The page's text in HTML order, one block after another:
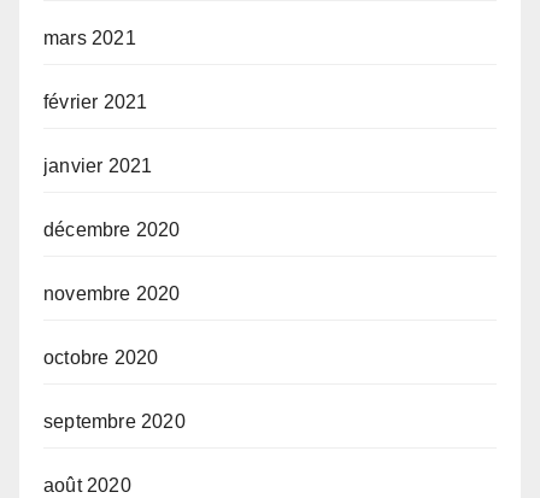
mars 2021
février 2021
janvier 2021
décembre 2020
novembre 2020
octobre 2020
septembre 2020
août 2020